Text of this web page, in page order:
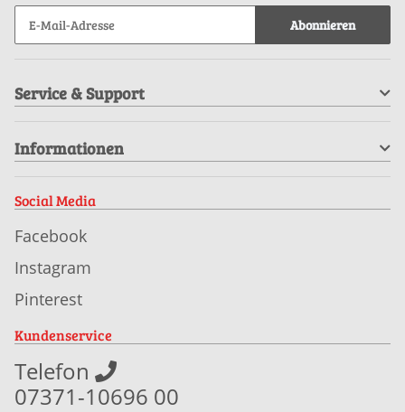
Abonnieren
Service & Support
Informationen
Social Media
Facebook
Instagram
Pinterest
Kundenservice
Telefon
07371-10696 00